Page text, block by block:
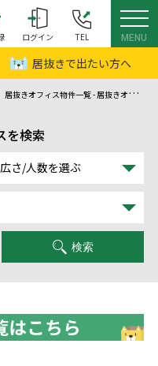
ログイン TEL MENU
居抜きで出たい方へ
オフィス物件一覧 - 居抜きオフィスはINUKIT！（イヌキット）
を検索
広さ/人数を選ぶ
検索